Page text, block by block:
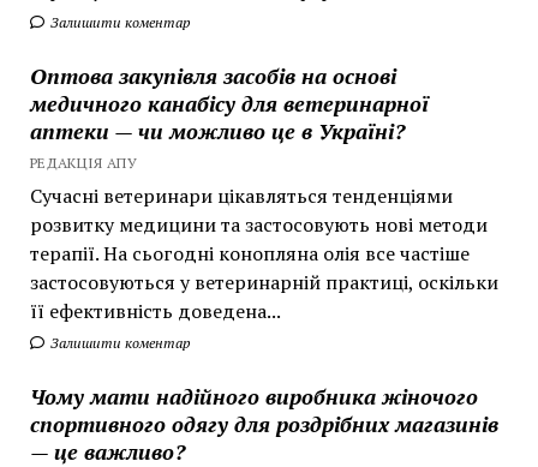
Залишити коментар
Оптова закупівля засобів на основі
медичного канабісу для ветеринарної
аптеки — чи можливо це в Україні?
РЕДАКЦІЯ АПУ
Сучасні ветеринари цікавляться тенденціями
розвитку медицини та застосовують нові методи
терапії. На сьогодні конопляна олія все частіше
застосовуються у ветеринарній практиці, оскільки
її ефективність доведена...
Залишити коментар
Чому мати надійного виробника жіночого
спортивного одягу для роздрібних магазинів
— це важливо?